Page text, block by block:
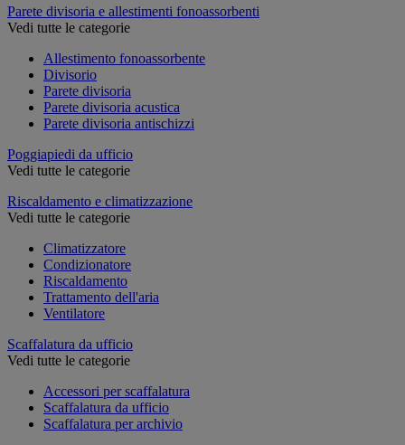
Parete divisoria e allestimenti fonoassorbenti
Vedi tutte le categorie
Allestimento fonoassorbente
Divisorio
Parete divisoria
Parete divisoria acustica
Parete divisoria antischizzi
Poggiapiedi da ufficio
Vedi tutte le categorie
Riscaldamento e climatizzazione
Vedi tutte le categorie
Climatizzatore
Condizionatore
Riscaldamento
Trattamento dell'aria
Ventilatore
Scaffalatura da ufficio
Vedi tutte le categorie
Accessori per scaffalatura
Scaffalatura da ufficio
Scaffalatura per archivio